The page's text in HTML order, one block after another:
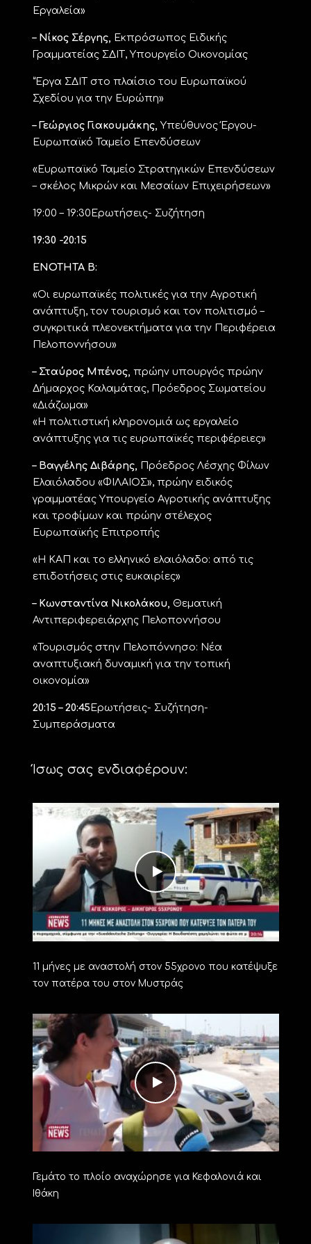
Εργαλεία»
– Νίκος Σέργης,
Εκπρόσωπος Ειδικής
Γραμματείας ΣΔΙΤ, Υπουργείο Οικονομίας
“Έργα ΣΔΙΤ στο πλαίσιο του Ευρωπαϊκού
Σχεδίου για την Ευρώπη»
– Γεώργιος Γιακουμάκης, Υπεύθυνος Έργου-
Ευρωπαϊκό Ταμείο Επενδύσεων
«Ευρωπαϊκό Ταμείο Στρατηγικών Επενδύσεων
– σκέλος Μικρών και Μεσαίων Επιχειρήσεων»
19:00 – 19:30Ερωτήσεις- Συζήτηση
19:30 -20:15
ΕΝΟΤΗΤΑ Β:
«Οι ευρωπαϊκές πολιτικές για την Αγροτική
ανάπτυξη, τον τουρισμό και τον πολιτισμό –
συγκριτικά πλεονεκτήματα για την Περιφέρεια
Πελοποννήσου»
– Σταύρος Μπένος, πρώην υπουργός πρώην
Δήμαρχος Καλαμάτας, Πρόεδρος Σωματείου
«Διάζωμα»
«Η πολιτιστική κληρονομιά ως εργαλείο
ανάπτυξης για τις ευρωπαϊκές περιφέρειες»
– Βαγγέλης Διβάρης,
Πρόεδρος Λέσχης Φίλων
Ελαιόλαδου «ΦΙΛΑΙΟΣ», πρώην ειδικός
γραμματέας Υπουργείο Αγροτικής ανάπτυξης
και τροφίμων και πρώην στέλεχος
Ευρωπαϊκής Επιτροπής
«Η ΚΑΠ και το ελληνικό ελαιόλαδο: από τις
επιδοτήσεις στις ευκαιρίες»
– Κωνσταντίνα Νικολάκου, Θεματική
Αντιπεριφερειάρχης Πελοποννήσου
«Τουρισμός στην Πελοπόννησο: Νέα
αναπτυξιακή δυναμική για την τοπική
οικονομία»
20:15 – 20:45 Ερωτήσεις- Συζήτηση-
Συμπεράσματα
Ίσως σας ενδιαφέρουν:
11 μήνες με αναστολή στον 55χρονο που κατέψυξε
τον πατέρα του στον Μυστράς
Γεμάτο το πλοίο αναχώρησε για Κεφαλονιά και
Ιθάκη